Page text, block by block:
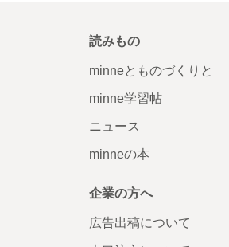
読みもの
minneとものづくりと
minne学習帖
ニュース
minneの本
企業の方へ
広告出稿について